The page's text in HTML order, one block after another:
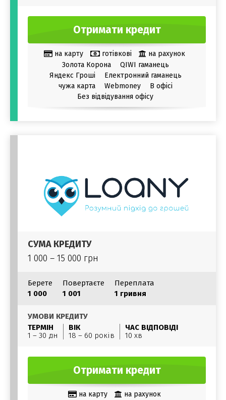
Отримати кредит
на карту готівкові
на рахунок
Золота Корона
QIWI гаманець
Яндекс Гроші
Електронний гаманець
чужа карта
Webmoney
В офісі
Без відвідування офісу
СУМА КРЕДИТУ
1 000 – 15 000 грн
Берете
1 000
Повертаєте
1 001
Переплата
1 гривня
УМОВИ КРЕДИТУ
ТЕРМІН
1 – 30 дн
ВІК
18 – 60 років
ЧАС ВІДПОВІДІ
10 хв
Отримати кредит
на карту
на рахунок